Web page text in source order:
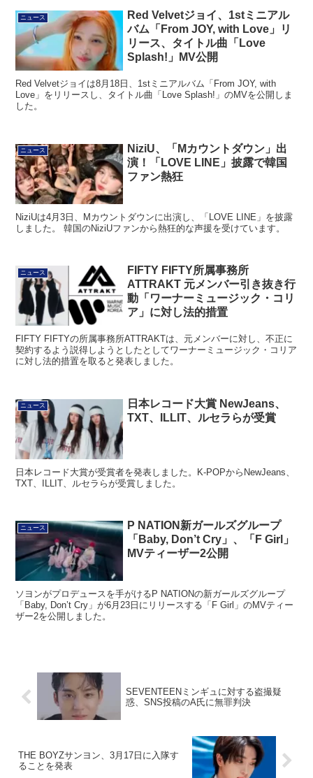
ニュース
Red Velvetジョイ、1stミニアル
バム「From JOY, with Love」リ
リース、タイトル曲「Love
Splash!」MV公開
Red Velvetジョイは8月18日、1stミニアルバム「From JOY, with
Love」をリリースし、タイトル曲「Love Splash!」のMVを公開しま
した。
ニュース
NiziU、「Mカウントダウン」出
演！「LOVE LINE」披露で韓国
ファン熱狂
NiziUは4月3日、Mカウントダウンに出演し、「LOVE LINE」を披露
しました。 韓国のNiziUファンから熱狂的な声援を受けています。
ニュース
FIFTY FIFTY所属事務所
ATTRAKT 元メンバー引き抜き行
動「ワーナーミュージック・コリ
ア」に対し法的措置
FIFTY FIFTYの所属事務所ATTRAKTは、元メンバーに対し、不正に
契約するよう説得しようとしたとしてワーナーミュージック・コリア
に対し法的措置を取ると発表しました。
ニュース
日本レコード大賞 NewJeans、
TXT、ILLIT、ルセラらが受賞
日本レコード大賞が受賞者を発表しました。K-POPからNewJeans、
TXT、ILLIT、ルセラらが受賞しました。
ニュース
P NATION新ガールズグループ
「Baby, Don’t Cry」、「F Girl」
MVティーザー2公開
ソヨンがプロデュースを手がけるP NATIONの新ガールズグループ
「Baby, Don’t Cry」が6月23日にリリースする「F Girl」のMVティー
ザー2を公開しました。
SEVENTEENミンギュに対する盗撮疑
惑、SNS投稿のA氏に無罪判決
THE BOYZサンヨン、3月17日に入隊す
ることを発表